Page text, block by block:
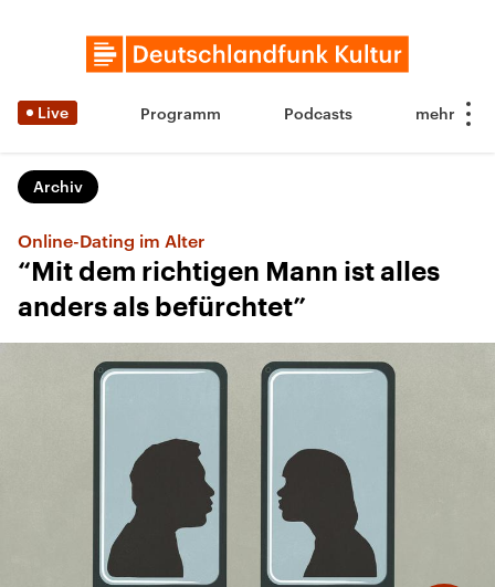
Live Programm Podcasts
Archiv
Online-Dating im Alter
“Mit dem richtigen Mann ist alles
anders als befürchtet”